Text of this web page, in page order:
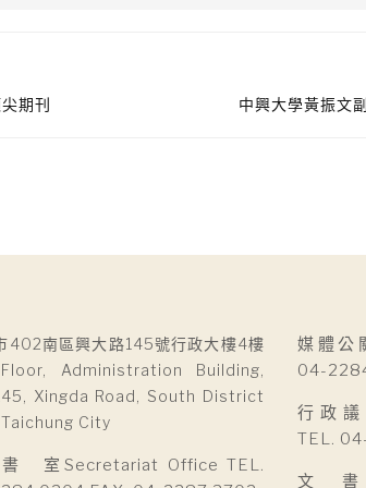
期刊 中興大學黃振文
402南區興大路145號行政大樓4樓
Administration Building,
Xingda Road, South District
City
室Secretariat Office TEL.
媒體公
04-
行政議
TEL.
文 書